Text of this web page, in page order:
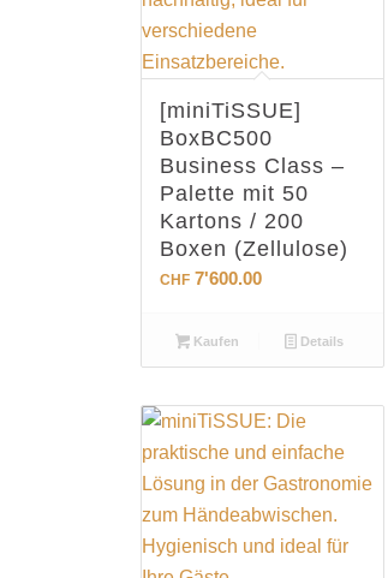
[miniTiSSUE]
BoxBC500
Business Class –
Palette mit 50
Kartons / 200
Boxen (Zellulose)
CHF 7'600.00
Kaufen Details